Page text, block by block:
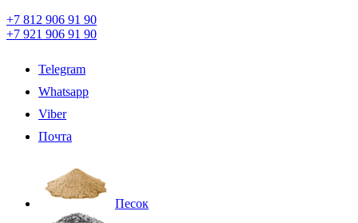
+7 812 906 91 90
+7 921 906 91 90
Telegram
Whatsapp
Viber
Почта
Песок